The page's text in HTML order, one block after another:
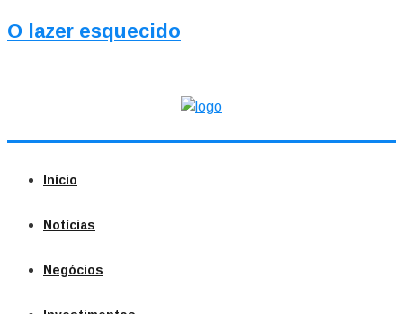
O lazer esquecido
Início
Notícias
Negócios